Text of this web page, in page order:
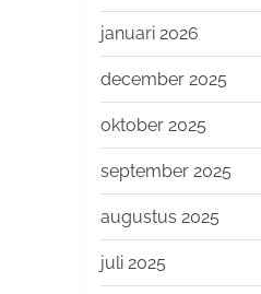
januari 2026
december 2025
oktober 2025
september 2025
augustus 2025
juli 2025